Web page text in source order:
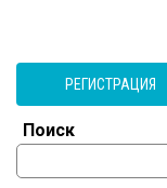
РЕГИСТРАЦИЯ
Поиск